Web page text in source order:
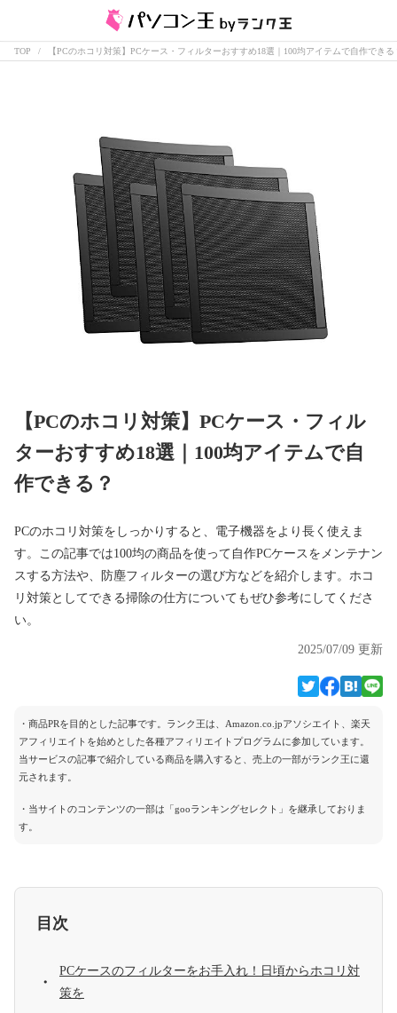
TOP 【PCのホコリ対策】PCケース・フィルターおすすめ18選｜100均アイテムで自作できる
【PCのホコリ対策】PCケース・フィル
ターおすすめ18選｜100均アイテムで自
作できる？
PCのホコリ対策をしっかりすると、電子機器をより長く使えま
す。この記事では100均の商品を使って自作PCケースをメンテナン
スする方法や、防塵フィルターの選び方などを紹介します。ホコ
リ対策としてできる掃除の仕方についてもぜひ参考にしてくださ
い。
2025/07/09 更新
・商品PRを目的とした記事です。ランク王は、Amazon.co.jpアソシエイト、楽天
アフィリエイトを始めとした各種アフィリエイトプログラムに参加しています。
当サービスの記事で紹介している商品を購入すると、売上の一部がランク王に還
元されます。
・当サイトのコンテンツの一部は「gooランキングセレクト」を継承しておりま
す。
目次
PCケースのフィルターをお手入れ！日頃からホコリ対
策を